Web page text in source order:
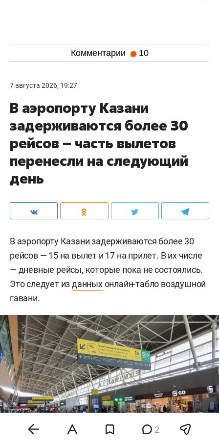
Комментарии 10
7 августа 2026, 19:27
В аэропорту Казани
задерживаются более 30
рейсов – часть вылетов
перенесли на следующий
день
В аэропорту Казани задерживаются более 30
рейсов — 15 на вылет и 17 на прилет. В их числе
— дневные рейсы, которые пока не состоялись.
Это следует изданныхонлайн-табло воздушной
гавани.
2